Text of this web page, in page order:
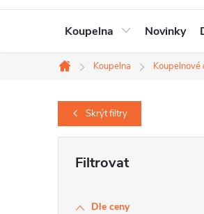
Koupelna Novinky
Domů
Koupelna
Skrýtfiltry
Dle ceny